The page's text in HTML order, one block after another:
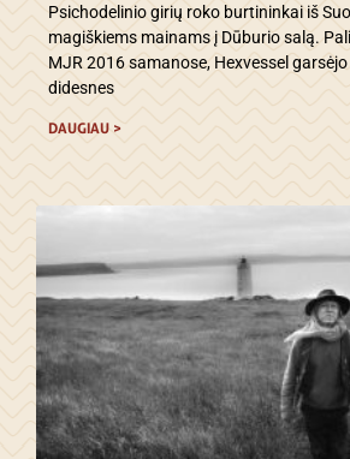
Psichodelinio girių roko burtininkai iš
magiškiems mainams į Dūburio salą.
MJR 2016 samanose, Hexvessel
didesnes
DAUGIAU >